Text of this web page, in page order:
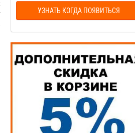
УЗНАТЬ КОГДА ПОЯВИТЬСЯ